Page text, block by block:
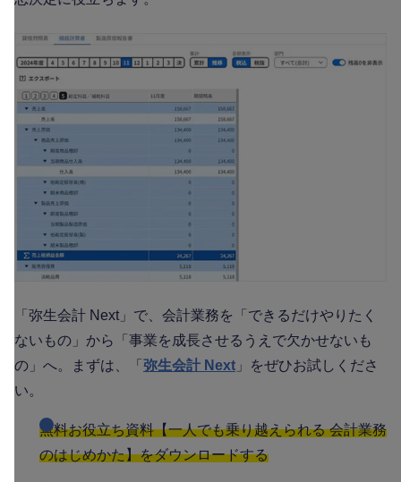
「弥生会計 Next」で、会計業務を「できるだけやりたく
ないもの」から「事業を成長させるうえで欠かせないも
の」へ。まずは、「 弥生会計 Next 」をぜひお試しくださ
い。
無料お役立ち資料【一人でも乗り越えられる 会計業務
のはじめかた】をダウンロードする